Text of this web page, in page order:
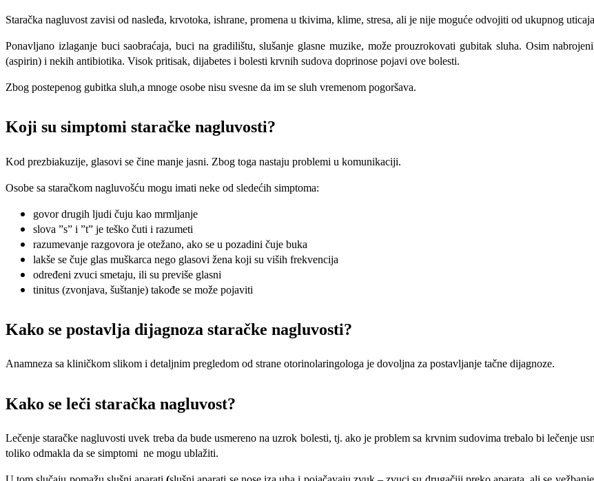
Staračka nagluvost zavisi od nasleđa, krvotoka, ishrane, promena u tkivima, klime, stresa, ali je nije moguće odvojiti od ukupnog
Ponavljano izlaganje buci saobraćaja, buci na gradilištu, slušanje glasne muzike, može prouzrokovati gubitak sluha. Osim
(aspirin) i nekih antibiotika. Visok pritisak, dijabetes i bolesti krvnih sudova doprinose pojavi ove bolesti.
Zbog postepenog gubitka sluh,a mnoge osobe nisu svesne da im se sluh vremenom pogoršava.
Koji su simptomi staračke nagluvosti?
Kod prezbiakuzije, glasovi se čine manje jasni. Zbog toga nastaju problemi u komunikaciji.
Osobe sa staračkom nagluvošću mogu imati neke od sledećih simptoma:
govor drugih ljudi čuju kao mrmljanje
slova ”s” i ”t” je teško čuti i razumeti
razumevanje razgovora je otežano, ako se u pozadini čuje buka
lakše se čuje glas muškarca nego glasovi žena koji su viših frekvencija
određeni zvuci smetaju, ili su previše glasni
tinitus (zvonjava, šuštanje) takođe se može pojaviti
Kako se postavlja dijagnoza staračke nagluvosti?
Anamneza sa kliničkom slikom i detaljnim pregledom od strane otorinolaringologa je dovoljna za postavljanje tačne dijagnoze.
Kako se leči staračka nagluvost?
Lečenje staračke nagluvosti uvek treba da bude usmereno na uzrok bolesti, tj. ako je problem sa krvnim sudovima trebalo bi lečenje
toliko odmakla da se simptomi ne mogu ublažiti.